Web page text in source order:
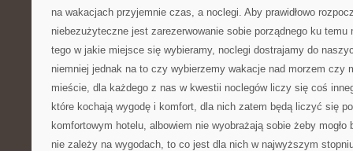
na wakacjach przyjemnie czas, a noclegi. Aby prawidłowo
niebezużyteczne jest zarezerwowanie sobie porządnego ku
tego w jakie miejsce się wybieramy, noclegi dostrajamy do
niemniej jednak na to czy wybierzemy wakacje nad morzem czy
mieście, dla każdego z nas w kwestii noclegów liczy się coś
które kochają wygodę i komfort, dla nich zatem będą liczyć się
komfortowym hotelu, albowiem nie wyobrażają sobie żeby
nie zależy na wygodach, to co jest dla nich w najwyższym